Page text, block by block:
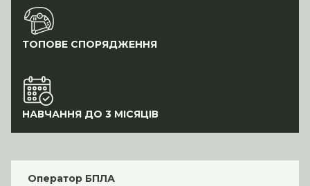
ТОПОВЕ СПОРЯДЖЕННЯ
НАВЧАННЯ ДО 3 МІСЯЦІВ
Оператор БПЛА